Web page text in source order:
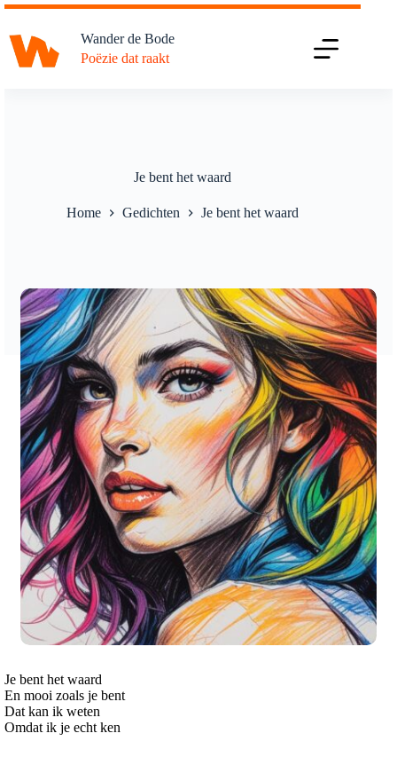
Ga
de
inhoud
Wander de Bode
Poëzie dat raakt
Je bent het waard
Home Gedichten Je bent het waard
Je bent het waard
En mooi zoals je bent
Dat kan ik weten
Omdat ik je echt ken